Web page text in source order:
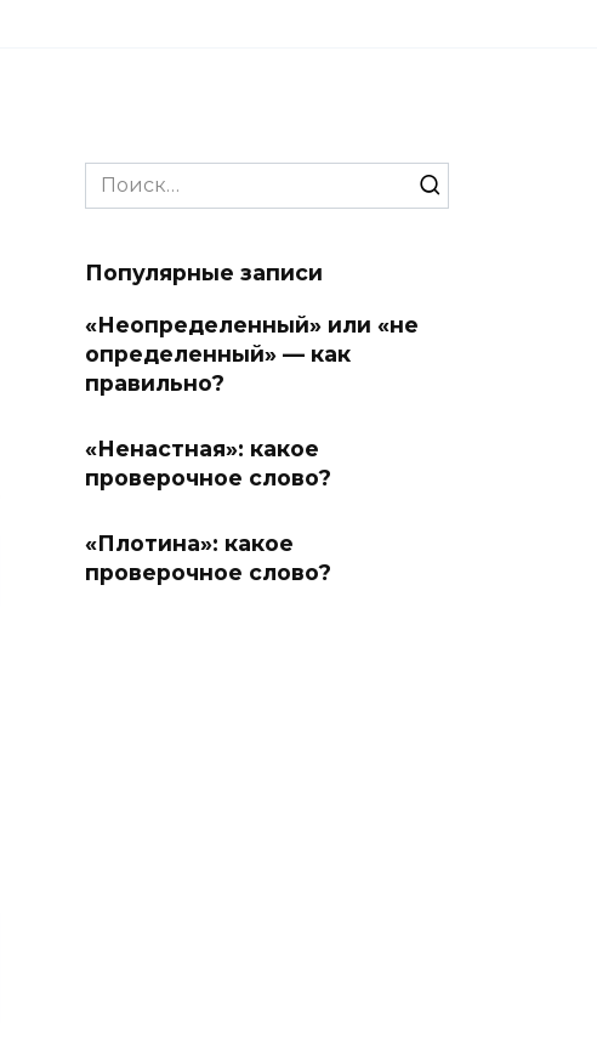
Search
for:
Популярные записи
«Неопределенный» или «не
определенный» — как
правильно?
«Ненастная»: какое
проверочное слово?
«Плотина»: какое
проверочное слово?